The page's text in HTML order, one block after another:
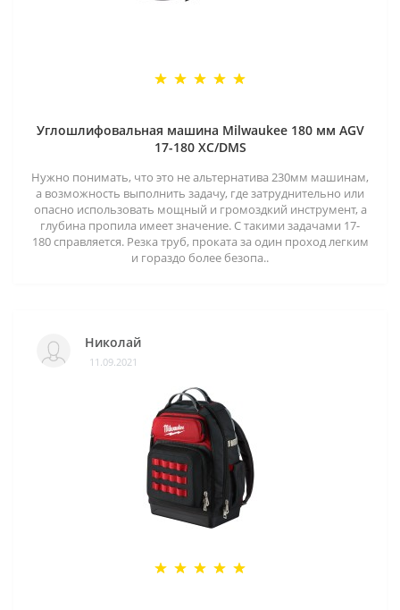
Углошлифовальная машина Milwaukee 180 мм AGV
17-180 XC/DMS
Нужно понимать, что это не альтернатива 230мм машинам,
а возможность выполнить задачу, где затруднительно или
опасно использовать мощный и громоздкий инструмент, а
глубина пропила имеет значение. С такими задачами 17-
180 справляется. Резка труб, проката за один проход легким
и гораздо более безопа..
Николай
11.09.2021